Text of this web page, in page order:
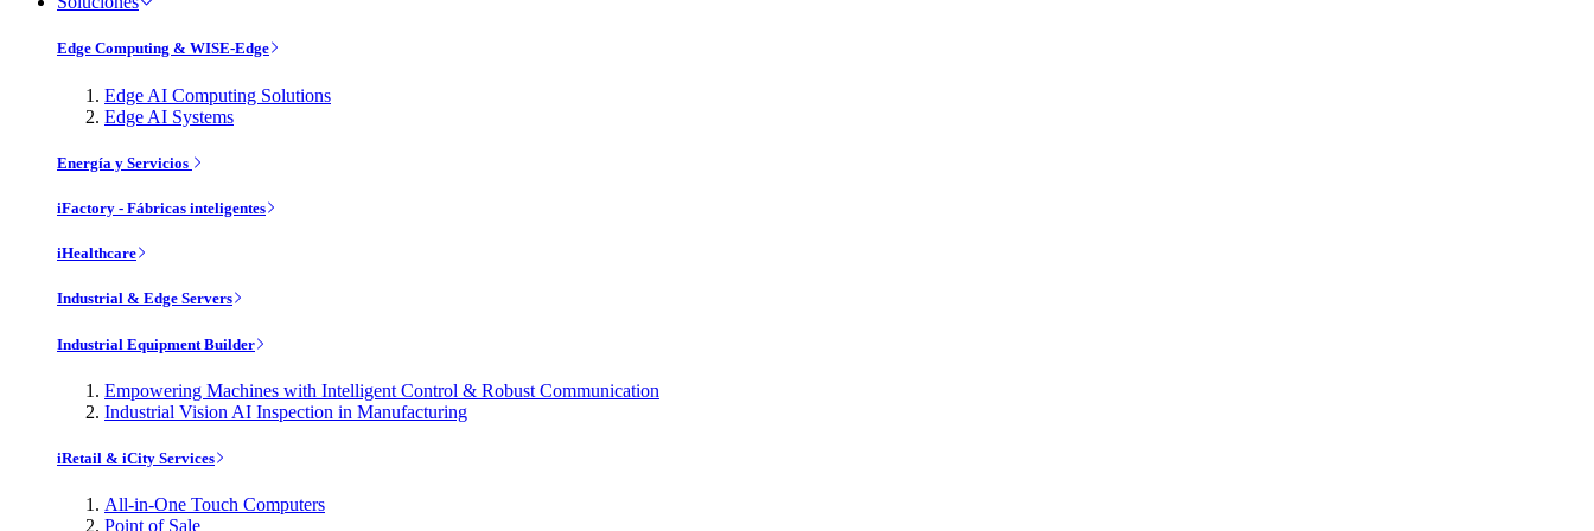
Edge Computing & WISE-Edge
Edge AI Computing Solutions
Edge AI Systems
Energía y Servicios
iFactory - Fábricas inteligentes
iHealthcare
Industrial & Edge Servers
Industrial Equipment Builder
Empowering Machines with Intelligent Control & Robust Communication
Industrial Vision AI Inspection in Manufacturing
iRetail & iCity Services
All-in-One Touch Computers
Point of Sale